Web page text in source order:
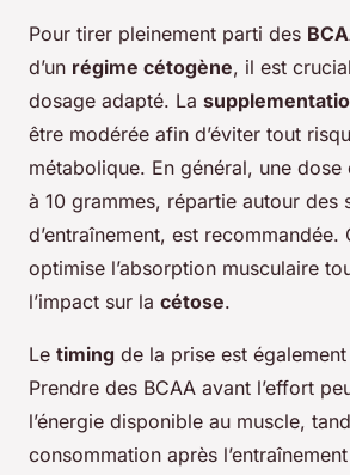
Pour tirer pleinement parti des
d’un régime cétogène, il est
dosage adapté. La
être modérée afin d’éviter tout
métabolique. En général, une
à 10 grammes, répartie autour des
d’entraînement, est
optimise l’absorption musculaire
l’impact sur la cétose.
Le timing de la prise est
Prendre des BCAA avant l’effort
l’énergie disponible au muscle,
consommation après